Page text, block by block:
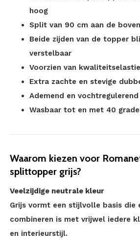
hoog
Split van 90 cm aan de
Beide zijden van de topper
verstelbaar
Voorzien van
Extra zachte en stevige
Ademend en vochtregulerend
Wasbaar tot en met 40
Waarom kiezen voor
splittopper grijs?
Veelzijdige neutrale kleur
Grijs vormt een stijlvolle basis die
combineren is met vrijwel iedere
en interieurstijl.